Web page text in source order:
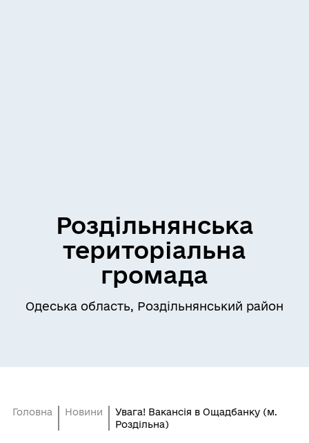
Роздільнянська
територіальна
громада
Одеська область, Роздільнянський район
Головна Новини
Увага! Вакансія в Ощадбанку (м.
Роздільна)